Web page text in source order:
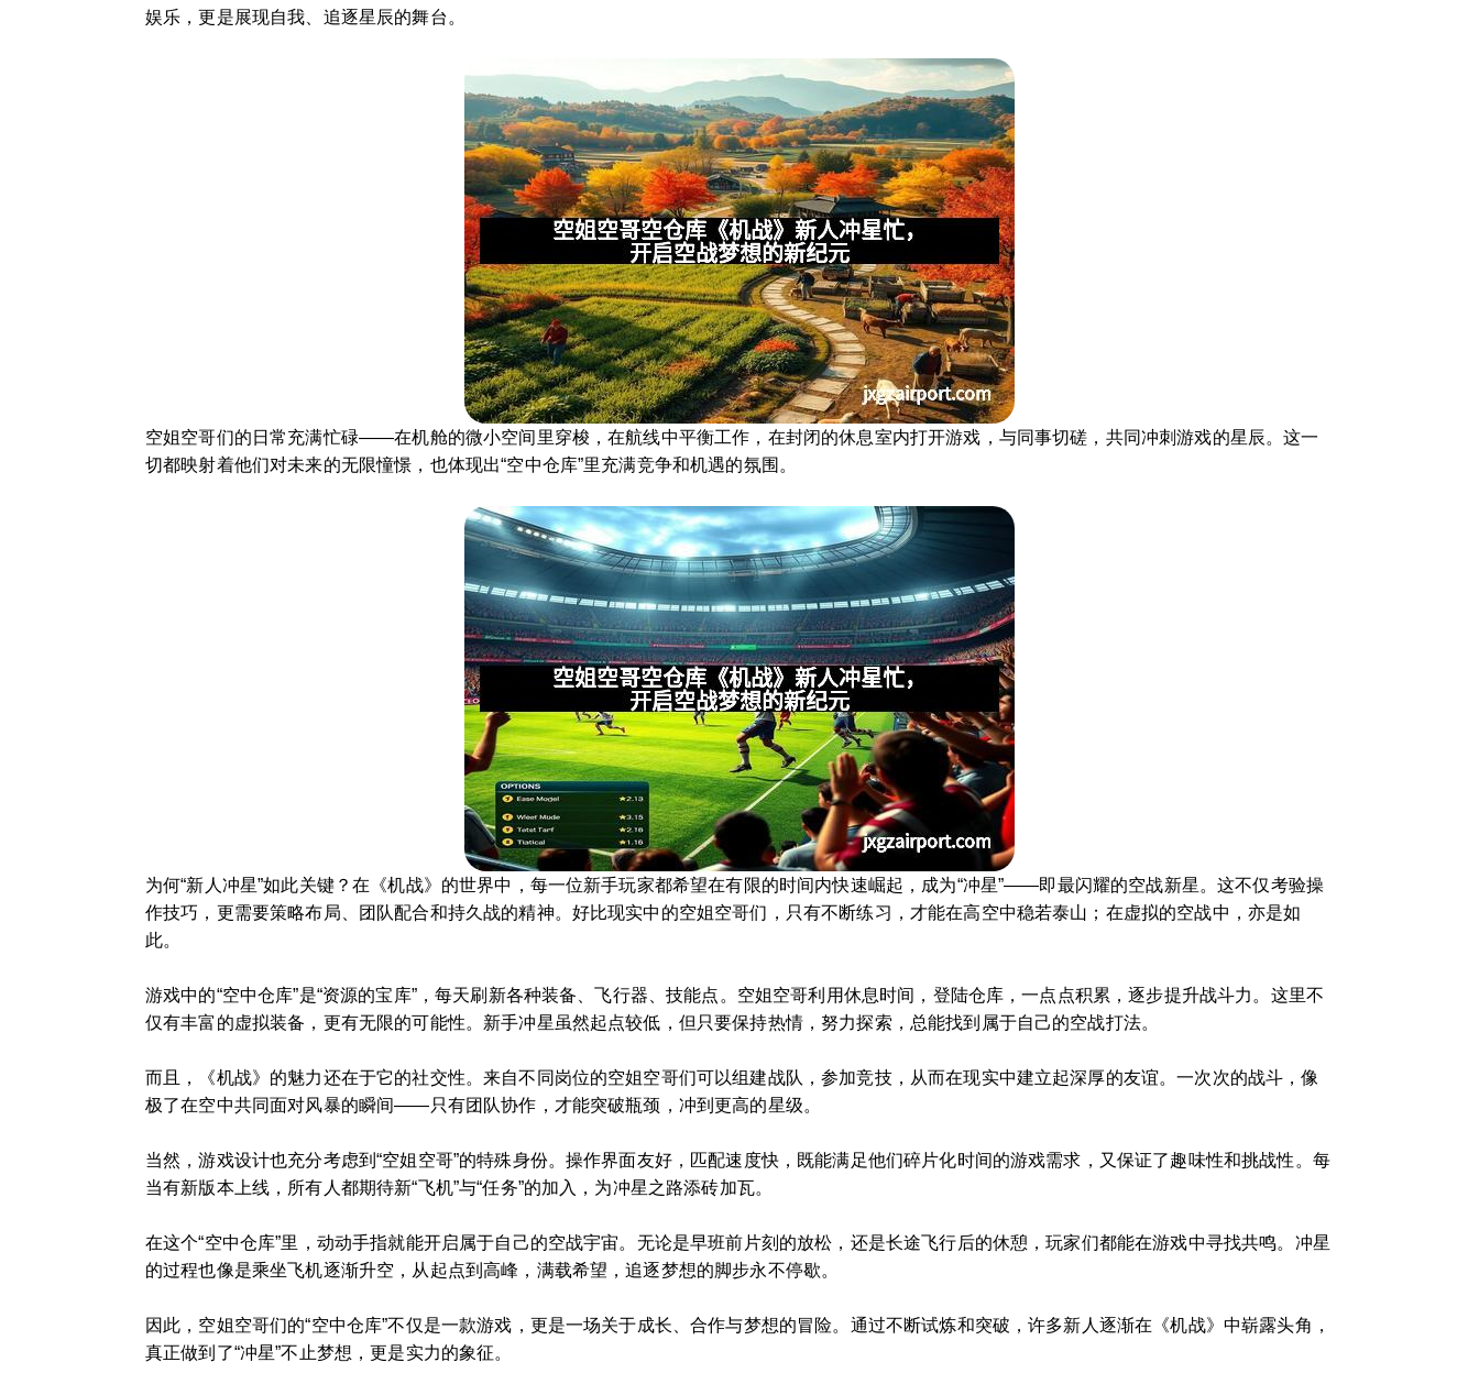
娱乐，更是展现自我、追逐星辰的舞台。
空姐空哥们的日常充满忙碌——在机舱的微小空间里穿梭，在航线中平衡工作，在封闭的休息室内打开游戏，与同事切磋，共同冲刺游戏的星辰。这一
切都映射着他们对未来的无限憧憬，也体现出“空中仓库”里充满竞争和机遇的氛围。
为何“新人冲星”如此关键？在《机战》的世界中，每一位新手玩家都希望在有限的时间内快速崛起，成为“冲星”——即最闪耀的空战新星。这不仅考验操
作技巧，更需要策略布局、团队配合和持久战的精神。好比现实中的空姐空哥们，只有不断练习，才能在高空中稳若泰山；在虚拟的空战中，亦是如
此。
游戏中的“空中仓库”是“资源的宝库”，每天刷新各种装备、飞行器、技能点。空姐空哥利用休息时间，登陆仓库，一点点积累，逐步提升战斗力。这里不
仅有丰富的虚拟装备，更有无限的可能性。新手冲星虽然起点较低，但只要保持热情，努力探索，总能找到属于自己的空战打法。
而且，《机战》的魅力还在于它的社交性。来自不同岗位的空姐空哥们可以组建战队，参加竞技，从而在现实中建立起深厚的友谊。一次次的战斗，像
极了在空中共同面对风暴的瞬间——只有团队协作，才能突破瓶颈，冲到更高的星级。
当然，游戏设计也充分考虑到“空姐空哥”的特殊身份。操作界面友好，匹配速度快，既能满足他们碎片化时间的游戏需求，又保证了趣味性和挑战性。每
当有新版本上线，所有人都期待新“飞机”与“任务”的加入，为冲星之路添砖加瓦。
在这个“空中仓库”里，动动手指就能开启属于自己的空战宇宙。无论是早班前片刻的放松，还是长途飞行后的休憩，玩家们都能在游戏中寻找共鸣。冲星
的过程也像是乘坐飞机逐渐升空，从起点到高峰，满载希望，追逐梦想的脚步永不停歇。
因此，空姐空哥们的“空中仓库”不仅是一款游戏，更是一场关于成长、合作与梦想的冒险。通过不断试炼和突破，许多新人逐渐在《机战》中崭露头角，
真正做到了“冲星”不止梦想，更是实力的象征。